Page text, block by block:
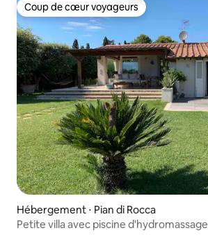
Coup de cœur voyageurs
Coup de cœur voyageurs
Hébergement ⋅ Pian di Rocca
Petite villa avec piscine d'hydromassage